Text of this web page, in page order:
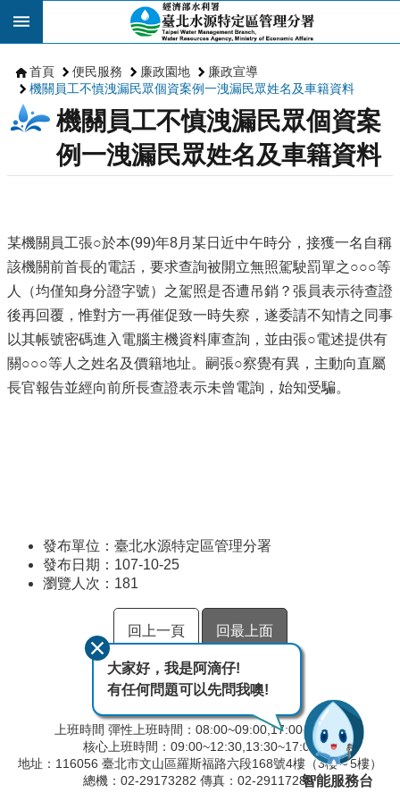
跳到主要內容區塊
首頁 便民服務 廉政園地
廉政宣導
機關員工不慎洩漏民眾個資案例一洩漏民眾姓名及車籍資料
機關員工不慎洩漏民眾個資案
例一洩漏民眾姓名及車籍資料
某機關員工張○於本(99)年8月某日近中午時分，接獲一名自稱
該機關前首長的電話，要求查詢被開立無照駕駛罰單之○○○等
人（均僅知身分證字號）之駕照是否遭吊銷？張員表示待查證
後再回覆，惟對方一再催促致一時失察，遂委請不知情之同事
以其帳號密碼進入電腦主機資料庫查詢，並由張○電述提供有
關○○○等人之姓名及價籍地址。嗣張○察覺有異，主動向直屬
長官報告並經向前所長查證表示未曾電詢，始知受騙。
發布單位：臺北水源特定區管理分署
發布日期：107-10-25
瀏覽人次： 181
回上一頁 回最上面
上班時間 彈性上班時間：08:00~09:00,17:00~18:00
核心上班時間：09:00~12:30,13:30~17:00
地址：116056 臺北市文山區羅斯福路六段168號4樓（3樓～5樓）
總機：02-29173282 傳真：02-29117280
大家好，我是阿滴仔!
有任何問題可以先問我噢!
智能服務台